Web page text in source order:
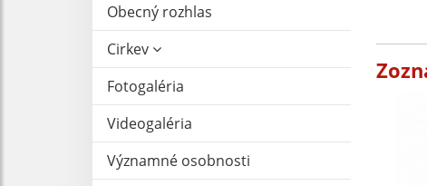
Obecný rozhlas
Cirkev
Fotogaléria
Videogaléria
Významné osobnosti